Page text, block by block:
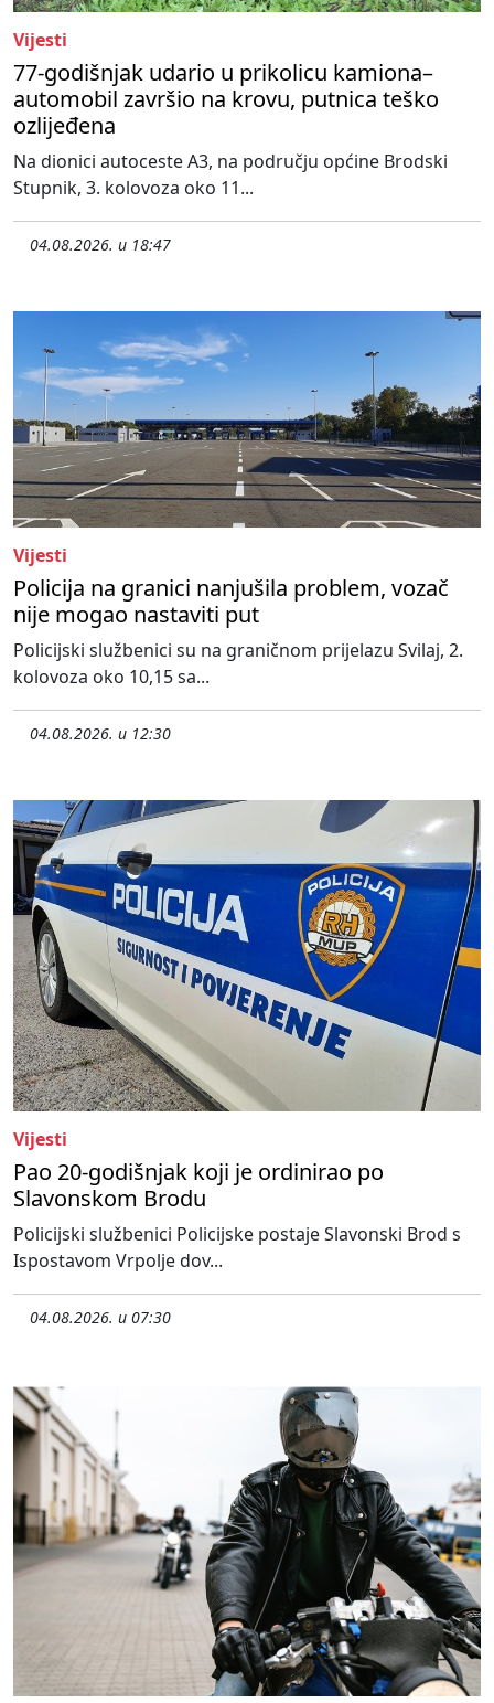
Vijesti
77-godišnjak udario u prikolicu kamiona–
automobil završio na krovu, putnica teško
ozlijeđena
Na dionici autoceste A3, na području općine Brodski
Stupnik, 3. kolovoza oko 11...
04.08.2026. u 18:47
Vijesti
Policija na granici nanjušila problem, vozač
nije mogao nastaviti put
Policijski službenici su na graničnom prijelazu Svilaj, 2.
kolovoza oko 10,15 sa...
04.08.2026. u 12:30
Vijesti
Pao 20-godišnjak koji je ordinirao po
Slavonskom Brodu
Policijski službenici Policijske postaje Slavonski Brod s
Ispostavom Vrpolje dov...
04.08.2026. u 07:30